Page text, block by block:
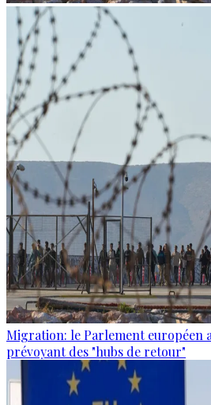
Migration: le Parlement européen
prévoyant des "hubs de retour"